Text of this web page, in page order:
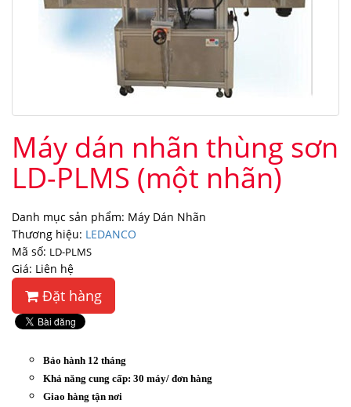
Máy dán nhãn thùng sơn
LD-PLMS (một nhãn)
Danh mục sản phẩm: Máy Dán Nhãn
Thương hiệu: LEDANCO
Mã số: LD-PLMS
Giá: Liên hệ
Đặt hàng
Bảo hành 12 tháng
Khả năng cung cấp: 30 máy/ đơn hàng
Giao hàng tận nơi